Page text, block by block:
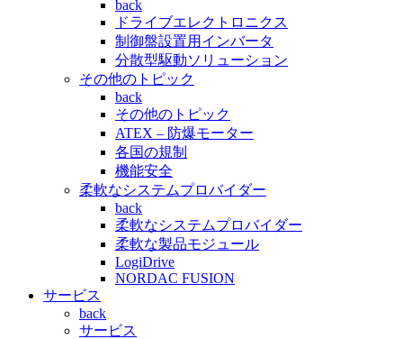
back
ドライブエレクトロニクス
制御盤設置用インバータ
分散型駆動ソリューション
その他のトピック
back
その他のトピック
ATEX – 防爆モーター
各国の規制
機能安全
柔軟なシステムプロバイダー
back
柔軟なシステムプロバイダー
柔軟な製品モジュール
LogiDrive
NORDAC FUSION
サービス
back
サービス